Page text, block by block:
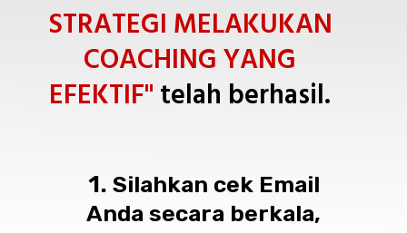
STRATEGI MELAKUKAN
COACHING YANG
EFEKTIF"telah berhasil.
1. Silahkan cek Email
Anda secara berkala,